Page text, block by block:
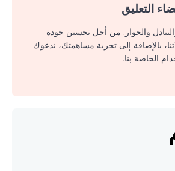
التعليق
والحوار. من أجل تحسين جودة
بالإضافة إلى تجربة مساهمتك، ندعوك
الخاصة بنا.